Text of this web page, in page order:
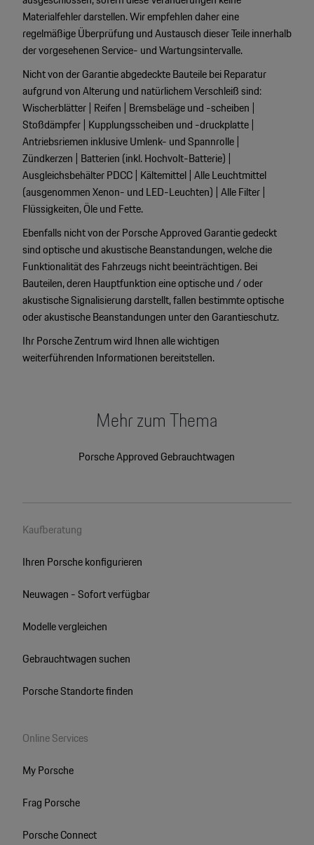
Materialfehler darstellen. Wir empfehlen daher eine
regelmäßige Überprüfung und Austausch dieser Teile innerhalb
der vorgesehenen Service- und Wartungsintervalle.
Nicht von der Garantie abgedeckte Bauteile bei Reparatur
aufgrund von Alterung und natürlichem Verschleiß sind:
Wischerblätter | Reifen | Bremsbeläge und -scheiben |
Stoßdämpfer | Kupplungsscheiben und -druckplatte |
Antriebsriemen inklusive Umlenk- und Spannrolle |
Zündkerzen | Batterien (inkl. Hochvolt-Batterie) |
Ausgleichsbehälter PDCC | Kältemittel | Alle Leuchtmittel
(ausgenommen Xenon- und LED-Leuchten) | Alle Filter |
Flüssigkeiten, Öle und Fette.
Ebenfalls nicht von der Porsche Approved Garantie gedeckt
sind optische und akustische Beanstandungen, welche die
Funktionalität des Fahrzeugs nicht beeinträchtigen. Bei
Bauteilen, deren Hauptfunktion eine optische und / oder
akustische Signalisierung darstellt, fallen bestimmte optische
oder akustische Beanstandungen unter den Garantieschutz.
Ihr Porsche Zentrum wird Ihnen alle wichtigen
weiterführenden Informationen bereitstellen.
Mehr zum Thema
Porsche Approved Gebrauchtwagen
Kaufberatung
Ihren Porsche konfigurieren
Neuwagen - Sofort verfügbar
Modelle vergleichen
Gebrauchtwagen suchen
Porsche Standorte finden
Online Services
My Porsche
Frag Porsche
Porsche Connect